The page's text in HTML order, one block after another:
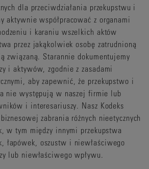
dla przeciwdziałania przekupstwu i
aktywnie współpracować z organami
i karaniu wszelkich aktów
przez jakąkolwiek osobę zatrudnioną
związaną. Starannie dokumentujemy
i aktywów, zgodnie z zasadami
aby zapewnić, że przekupstwo i
nie występują w naszej firmie lub
i interesariuszy. Nasz Kodeks
zabrania różnych nieetycznych
w tym między innymi przekupstwa
łapówek, oszustw i niewłaściwego
lub niewłaściwego wpływu.